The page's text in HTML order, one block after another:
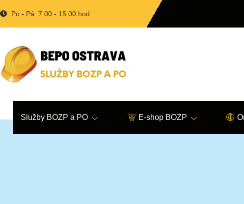
Po - Pá: 7.00 - 15.00 hod.
Služby BOZP a PO E-shop BOZP